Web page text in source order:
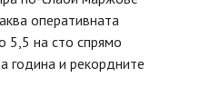
оперативната
5,5 на сто спрямо
година и рекордните